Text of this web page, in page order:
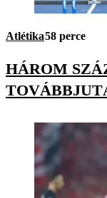
Atlétika58 perce
HÁROM